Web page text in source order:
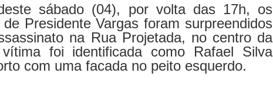
sábado (04), por volta das 17h, os
Presidente Vargas foram surpreendidos
na Rua Projetada, no centro da
foi identificada como Rafael Silva
com uma facada no peito esquerdo.